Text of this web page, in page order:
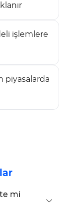
işlemlere
piyasalarda
mi